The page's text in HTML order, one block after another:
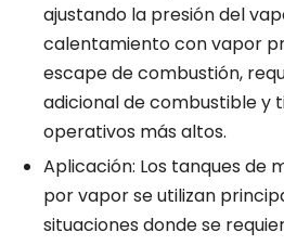
ajustando la presión del
calentamiento con vapor
escape de combustión,
adicional de combustible y
operativos más altos.
Aplicación: Los tanques de
por vapor se utilizan
situaciones donde se